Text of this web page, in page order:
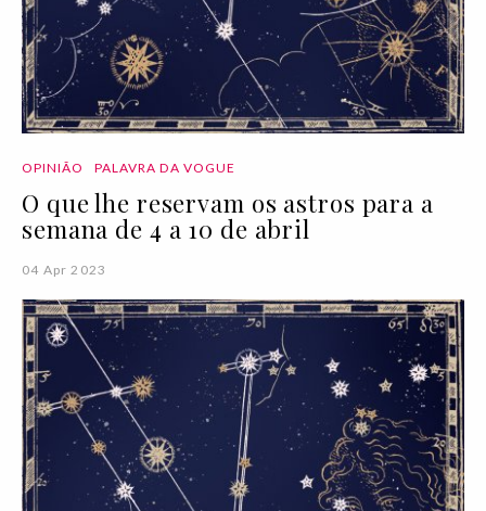
OPINIÃO PALAVRA DA VOGUE
O que lhe reservam os astros para a
semana de 4 a 10 de abril
04 Apr 2023